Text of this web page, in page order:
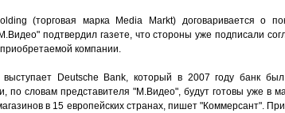
(торговая марка Media Markt) договаривается о
подтвердил газете, что стороны уже подписали
компании.
выступает Deutsche Bank, который в 2007 году банк
по словам представителя "М.Видео", будут готовы уже в
в 15 европейских странах, пишет "Коммерсант".